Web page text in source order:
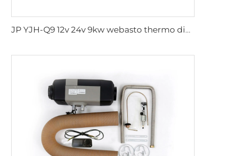
JP YJH-Q9 12v 24v 9kw webasto thermo diesel chauffage d'eau liquide stationnaire